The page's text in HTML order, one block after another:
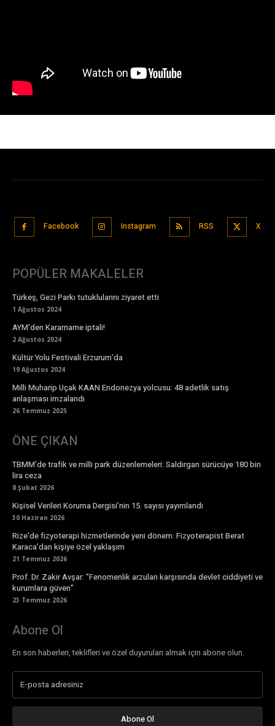
Facebook Instagram RSS X
POPÜLER MAKALELER
Türkeş, Gezi Parkı tutuklularını ziyaret etti
1 Ağustos 2024
AYM’den Kararname iptali!
2 Ağustos 2024
Kültür Yolu Festivali Erzurum’da
19 Ağustos 2024
Milli Muharip Uçak KAAN Endonezya yolcusu: 48 adetlik satış
anlaşması imzalandı
26 Temmuz 2025
ÖNE ÇIKAN
TBMM’de trafik ve milli park düzenlemeleri: Saldırgan sürücüye 180 bin
lira ceza
8 Şubat 2026
Kişisel Verileri Koruma Dergisi’nin 15. sayısı yayımlandı
30 Haziran 2026
Rize’de fizyoterapi hizmetlerinde yeni dönem: Fizyoterapist Berat
Karaca’dan kişiye özel yaklaşım
21 Temmuz 2026
Prof. Dr. Zakir Avşar: ”Fenomenlik arzuları karşısında devlet ciddiyeti ve
kurumlara güven”
23 Temmuz 2026
Abone Ol
En son haberleri, teklifleri ve özel duyuruları almak için abone olun.
Abone Ol